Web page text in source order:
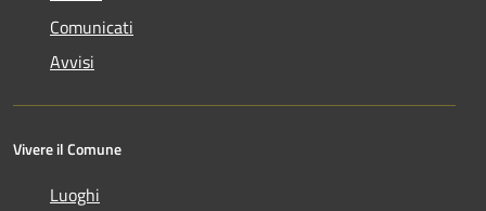
Comunicati
Avvisi
Vivere il Comune
Luoghi